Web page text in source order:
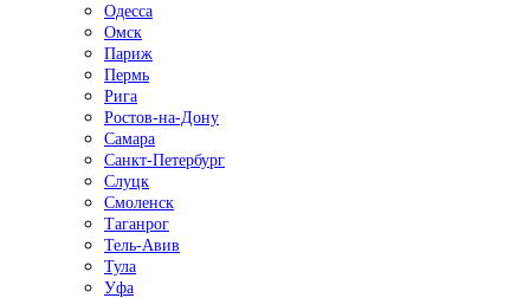
Одесса
Омск
Париж
Пермь
Рига
Ростов-на-Дону
Самара
Санкт-Петербург
Слуцк
Смоленск
Таганрог
Тель-Авив
Тула
Уфа